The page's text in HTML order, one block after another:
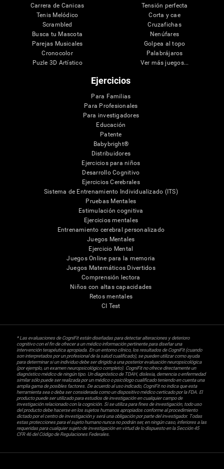
Carrera de Canicas
Tenis Melódico
Scrambled
Busca tu Mascota
Parejas Musicales
Cronocolor
Puzle 3D Artístico
Tensión perfecta
Corta y cae
Cruzafichas
Nenúfares
Golpea al topo
Palabrájaros
Ver más juegos...
Ejercicios
Para Familias
Para Profesionales
Para investigadores
Educación
Patente
Babybright®
Distribuidores
Ejercicios para niños
Desarrollo Cognitivo
Ejercicios Cerebrales
Sistema de Entrenamiento Individualizado (ITS)
Pruebas Mentales
Estimulación cognitiva
Ejercicios mentales
Entrenamiento cerebral personalizado
Juegos Mentales
Ejercicio Mental
Juegos Online para la memoria
Juegos Matemáticos Divertidos
Comprensión lectora
Niños con altas capacidades
Retos mentales
CI Test
* Las evaluaciones de CogniFit están diseñadas para detectar alteraciones y deterioro
cognitivo con el fin de ofrecer a un médico información pertinente para diseñar una
intervención terapéutica apropiada. En un entorno clínico, los resultados de CogniFit (cuando
son interpretados por un profesional de la salud cualificado), se pueden utilizar como ayuda
para determinar si un individuo debe ser dirigido a una posterior evaluación neuropsicológica
(por ejemplo, un examen neuropsicológico completo). CogniFit no ofrece directamente un
diagnóstico médico de ningún tipo. Un diagnóstico de TDAH, dislexia, demencia o enfermedad
similar sólo puede ser realizada por un médico o psicólogo cualificado teniendo en cuenta una
amplia gama de posibles factores. De acuerdo al uso indicado, CogniFit no indica que esta
herramienta sea o deba ser considerada como un dispositivo médico certicado por la FDA. El
producto puede ser utilizado para estudios de investigación en cualquier campo de
investigación relacionado con la cognición. Si se utiliza para fines de investigación, todo uso
del producto debe hacerse en los sujetos humanos apropiados conforme al procedimiento
dictado por el centro de investigación y será una obligación por parte del investigador. Todas
estas protecciones para el sujeto humano nunca no podrán ser, en ningún caso, inferiores a las
requeridas para cualquier sujeto de investigación en virtud de lo dispuesto en la Sección 45
CFR 46 del Código de Regulaciones Federales.